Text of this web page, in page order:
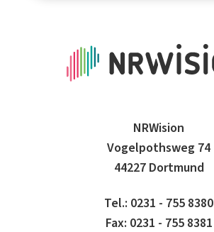
NRWision
Vogelpothsweg 74
44227 Dortmund
Tel.: 0231 - 755 8380
Fax: 0231 - 755 8381